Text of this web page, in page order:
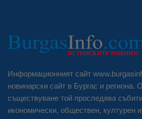
Информационният сайт
новинарски сайт в Бургас и региона.
съществуване той проследява
икономически, обществен, културен